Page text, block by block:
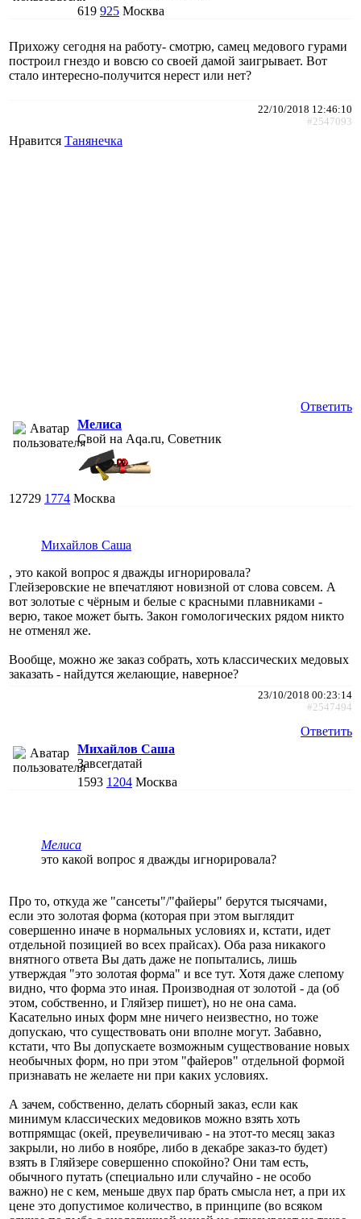
619 925 Москва
Прихожу сегодня на работу- смотрю, самец медового гурами
построил гнездо и вовсю со своей дамой заигрывает. Вот
стало интересно-получится нерест или нет?
22/10/2018 12:46:10
#2547093
Нравится Танянечка
Ответить
Мелиса
Свой на Aqa.ru, Советник
12729 1774 Москва
Михайлов Саша
, это какой вопрос я дважды игнорировала?
Глейзеровские не впечатляют новизной от слова совсем. А
вот золотые с чёрным и белые с красными плавниками -
верю, такое может быть. Закон гомологических рядом никто
не отменял же.
Вообще, можно же заказ собрать, хоть классических медовых
заказать - найдутся желающие, наверное?
23/10/2018 00:23:14
#2547494
Ответить
Михайлов Саша
Завсегдатай
1593 1204 Москва
Мелиса
это какой вопрос я дважды игнорировала?
Про то, откуда же "сансеты"/"файеры" берутся тысячами,
если это золотая форма (которая при этом выглядит
совершенно иначе в нормальных условиях и, кстати, идет
отдельной позицией во всех прайсах). Оба раза никакого
внятного ответа Вы дать даже не попытались, лишь
утверждая "это золотая форма" и все тут. Хотя даже слепому
видно, что форма это иная. Производная от золотой - да (об
этом, собственно, и Гляйзер пишет), но не она сама.
Касательно иных форм мне ничего неизвестно, но тоже
допускаю, что существовать они вполне могут. Забавно,
кстати, что Вы допускаете возможным существование новых
необычных форм, но при этом "файеров" отдельной формой
признавать не желаете ни при каких условиях.
А зачем, собственно, делать сборный заказ, если как
минимум классических медовиков можно взять хоть
вотпрямщас (окей, преувеличиваю - на этот-то месяц заказ
закрыли, но либо в ноябре, либо в декабре заказ-то будет)
взять в Гляйзере совершенно спокойно? Они там есть,
обычного путать (специально или случайно - не особо
важно) не с кем, меньше двух пар брать смысла нет, а при их
цене это допустимое количество, в принципе (во всяком